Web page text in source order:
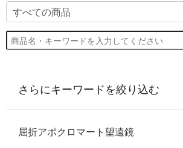
さらにキーワードを絞り込む
屈折アポクロマート望遠鏡